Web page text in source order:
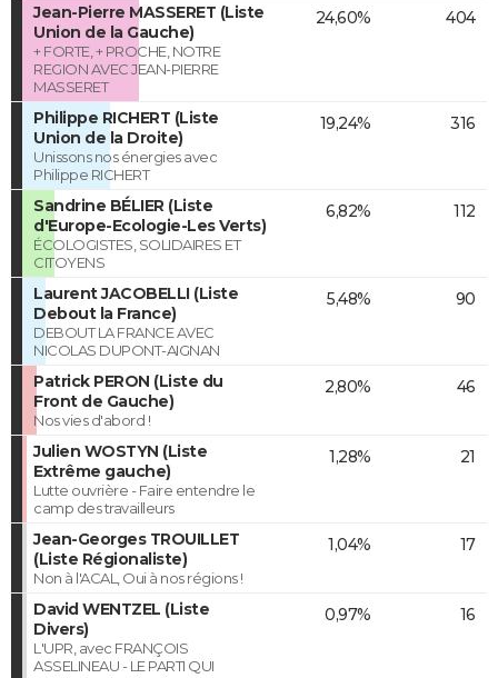
Jean-Pierre MASSERET (Liste
Union de la Gauche)
+ FORTE, + PROCHE, NOTRE
REGION AVEC JEAN-PIERRE
MASSERET
24,60% 404
Philippe RICHERT (Liste
Union de la Droite)
Unissons nos énergies avec
Philippe RICHERT
19,24% 316
Sandrine BÉLIER (Liste
d'Europe-Ecologie-Les Verts)
ÉCOLOGISTES, SOLIDAIRES ET
CITOYENS
6,82% 112
Laurent JACOBELLI (Liste
Debout la France)
DEBOUT LA FRANCE AVEC
NICOLAS DUPONT-AIGNAN
5,48% 90
Patrick PERON (Liste du
Front de Gauche)
Nos vies d'abord !
2,80% 46
Julien WOSTYN (Liste
Extrême gauche)
Lutte ouvrière - Faire entendre le
camp des travailleurs
1,28% 21
Jean-Georges TROUILLET
(Liste Régionaliste)
Non à l'ACAL, Oui à nos régions !
1,04% 17
David WENTZEL (Liste
Divers)
L'UPR, avec FRANÇOIS
ASSELINEAU - LE PARTI QUI
0,97% 16